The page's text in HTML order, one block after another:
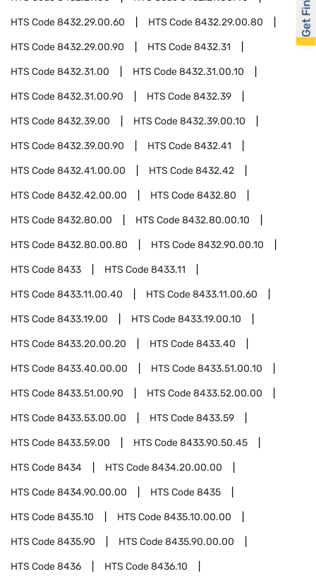
HTS Code8432.29.00.60 HTS Code8432.29.00.80
HTS Code8432.29.00.90 HTS Code8432.31
HTS Code8432.31.00 HTS Code8432.31.00.10
HTS Code8432.31.00.90 HTS Code8432.39
HTS Code8432.39.00 HTS Code8432.39.00.10
HTS Code8432.39.00.90 HTS Code8432.41
HTS Code8432.41.00.00 HTS Code8432.42
HTS Code8432.42.00.00 HTS Code8432.80
HTS Code8432.80.00 HTS Code8432.80.00.10
HTS Code8432.80.00.80 HTS Code8432.90.00.10
HTS Code8433 HTS Code8433.11
HTS Code8433.11.00.40 HTS Code8433.11.00.60
HTS Code8433.19.00 HTS Code8433.19.00.10
HTS Code8433.20.00.20 HTS Code8433.40
HTS Code8433.40.00.00 HTS Code8433.51.00.10
HTS Code8433.51.00.90 HTS Code8433.52.00.00
HTS Code8433.53.00.00 HTS Code8433.59
HTS Code8433.59.00 HTS Code8433.90.50.45
HTS Code8434 HTS Code8434.20.00.00
HTS Code8434.90.00.00 HTS Code8435
HTS Code8435.10 HTS Code8435.10.00.00
HTS Code8435.90 HTS Code8435.90.00.00
HTS Code8436 HTS Code8436.10